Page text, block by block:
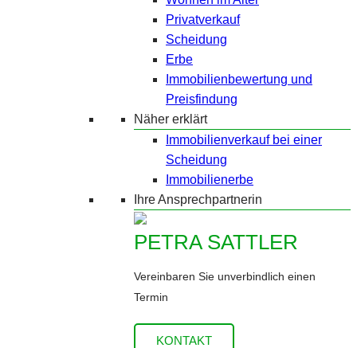
Privatverkauf
Scheidung
Erbe
Immobilienbewertung und
Preisfindung
Näher erklärt
Immobilienverkauf bei einer
Scheidung
Immobilienerbe
Ihre Ansprechpartnerin
PETRA SATTLER
Vereinbaren Sie unverbindlich einen
Termin
KONTAKT